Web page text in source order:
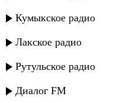
Кумыкское радио
Лакское радио
Рутульское радио
Диалог FM
Шумайсат
Шумайсат
Шумайсат